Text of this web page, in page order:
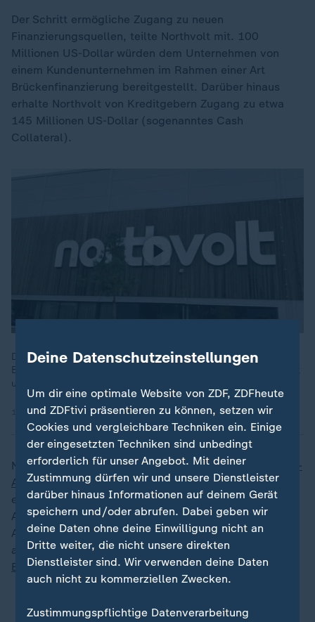
Der Schritt ermögliche Zugang zu neuen
Finanzierungsquellen, teilte Northvolt mit. 100
Millionen US-Dollar würden dem Unternehmen von
einem Kundenunternehmen im Rahmen einer Art
Brückenfinanzierung bereitgestellt. Darüber hinaus
erhalte Northvolt von Kreditgebern Zugang zu etwa
145 Millionen US-Dollar (sogenanntes Cash
Collateral).
Der Batteriehersteller Northvolt will mehr als 20 Prozent seiner
Belegschaft abbauen. Was das für das internationale Geschäft
und den Standort in Heide bedeutet.
14.10.2024 | 1:54 min
Northvolt galt hinsichtlich der Batterieproduktion für
E-
Autoslange Zeit als großer Hoffnungsträger der
europäischen Automobilindustrie. Der größte
Anteilseigner des Herstellers ist der deutsche
Autobauer Volkswagen. Zu den Eigentümern gehören
auch die US-Investmentbank Goldman Sachs und
BMW.
Wie wir das E-Auto-Zeitalter verschlafen
Deine Datenschutzeinstellungen
Um dir eine optimale Website von ZDF, ZDFheute
und ZDFtivi präsentieren zu können, setzen wir
Cookies und vergleichbare Techniken ein. Einige
der eingesetzten Techniken sind unbedingt
erforderlich für unser Angebot. Mit deiner
Zustimmung dürfen wir und unsere Dienstleister
darüber hinaus Informationen auf deinem Gerät
speichern und/oder abrufen. Dabei geben wir
deine Daten ohne deine Einwilligung nicht an
Dritte weiter, die nicht unsere direkten
Dienstleister sind. Wir verwenden deine Daten
auch nicht zu kommerziellen Zwecken.
Zustimmungspflichtige Datenverarbeitung